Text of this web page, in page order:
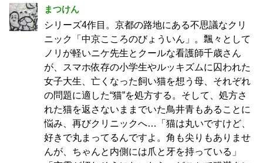
まつけん
シリーズ4作目。京都の路地にある不思議なクリ
ニック「中京こころのびょういん」。飄々として
ノリが軽いニケ先生とクールな看護師千歳さん
が、スマホ依存の小学生やルッキズムに囚われた
女子大生、亡くなった飼い猫を想う母、それぞれ
の問題に適した“猫”を処方する。そして、処方さ
れた猫を返さないままでいた鳥井青もあることに
悩み、再びクリニックへ…「猫は丸いですけど、
好きで丸まってるんですよ。角も尖りもありませ
んが、ちゃんと内側には爪と牙を持っている」